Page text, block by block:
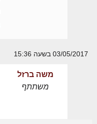
03/05/2017 בשעה 15:36
משה ברזל
משתתף